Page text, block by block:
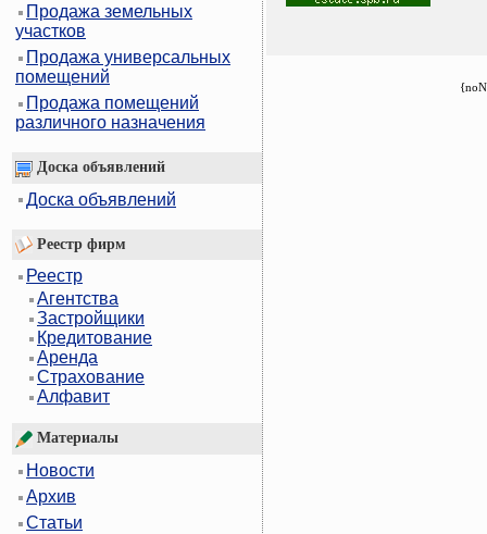
Продажа земельных
участков
Продажа универсальных
помещений
Продажа помещений
различного назначения
Доска объявлений
Доска объявлений
Реестр фирм
Реестр
Агентства
Застройщики
Кредитование
Аренда
Страхование
Алфавит
Материалы
Новости
Архив
Статьи